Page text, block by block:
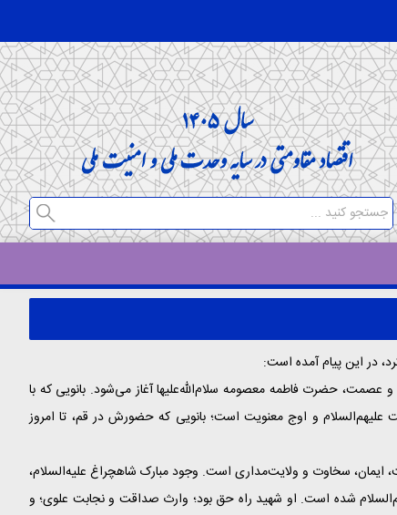
در این پیام آمده است:
عصمت، حضرت فاطمه معصومه سلام‌الله‌علیها آغاز می‌شود. بانویی که با
و اوج معنویت است؛ بانویی که حضورش در قم، تا امروز
سخاوت و ولایت‌مداری است. وجود مبارک شاهچراغ علیه‌السلام،
شده است. او شهید راه حق بود؛ وارث صداقت و نجابت علوی؛ و